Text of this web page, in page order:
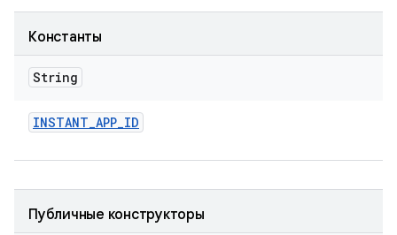
Константы
String
INSTANT_APP_ID
Публичные конструкторы